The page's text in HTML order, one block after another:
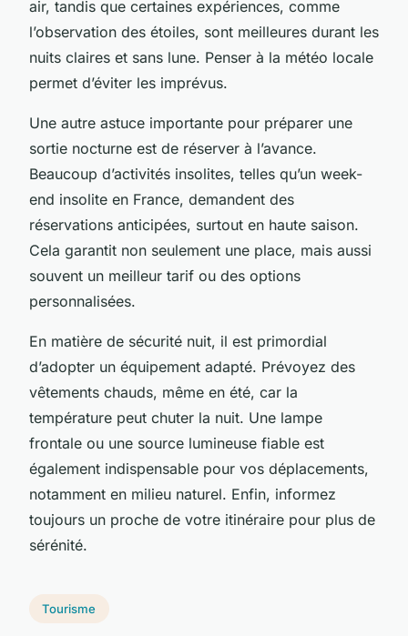
air, tandis que certaines expériences, comme
l’observation des étoiles, sont meilleures durant les
nuits claires et sans lune. Penser à la météo locale
permet d’éviter les imprévus.
Une autre astuce importante pour préparer une
sortie nocturne est de réserver à l’avance.
Beaucoup d’activités insolites, telles qu’un week-
end insolite en France, demandent des
réservations anticipées, surtout en haute saison.
Cela garantit non seulement une place, mais aussi
souvent un meilleur tarif ou des options
personnalisées.
En matière de sécurité nuit, il est primordial
d’adopter un équipement adapté. Prévoyez des
vêtements chauds, même en été, car la
température peut chuter la nuit. Une lampe
frontale ou une source lumineuse fiable est
également indispensable pour vos déplacements,
notamment en milieu naturel. Enfin, informez
toujours un proche de votre itinéraire pour plus de
sérénité.
Tourisme